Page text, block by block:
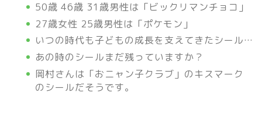
50歳 46歳 31歳男性は「ビックリマンチョコ」
27歳女性 25歳男性は「ポケモン」
いつの時代も子どもの成長を支えてきたシール…
あの時のシールまだ残っていますか？
岡村さんは「おニャン子クラブ」のキスマーク
のシールだそうです。